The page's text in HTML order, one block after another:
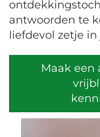
antwoorden te
liefdevol zetje in
Maak een